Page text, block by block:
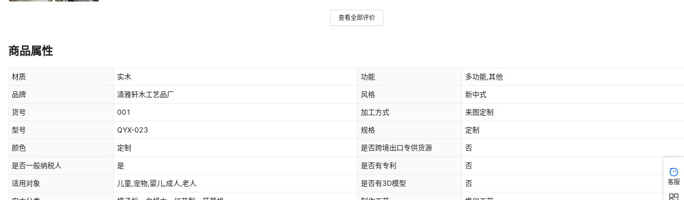
查看全部评价
商品属性
材质 实木 功能 多功能,其他
品牌 清雅轩木工艺品厂 风格 新中式
货号 001 加工方式 来图定制
型号 QYX-023 规格 定制
颜色 定制 是否跨境出口专供货源 否
是否一般纳税人 是 是否有专利 否
适用对象 儿童,宠物,婴儿,成人,老人 是否有3D模型 否 客服